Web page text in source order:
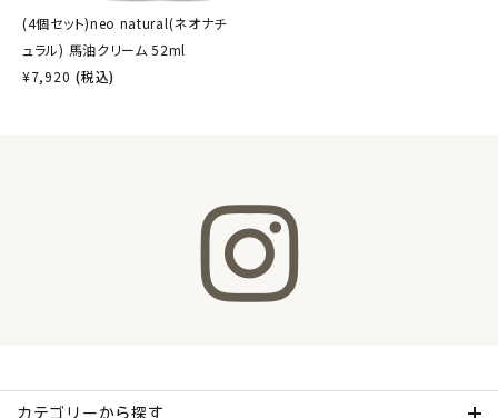
(4個セット)neo natural(ネオナチ
ュラル) 馬油クリーム 52ml
¥7,920 (税込)
カテゴリーから探す